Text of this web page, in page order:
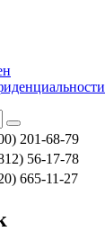
201-68-79
56-17-78
665-11-27